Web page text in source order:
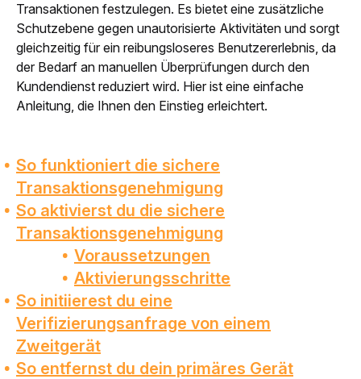
Transaktionen festzulegen. Es bietet eine zusätzliche
Schutzebene gegen unautorisierte Aktivitäten und sorgt
gleichzeitig für ein reibungsloseres Benutzererlebnis, da
der Bedarf an manuellen Überprüfungen durch den
Kundendienst reduziert wird. Hier ist eine einfache
Anleitung, die Ihnen den Einstieg erleichtert.
So funktioniert die sichere
Transaktionsgenehmigung
So aktivierst du die sichere
Transaktionsgenehmigung
Voraussetzungen
Aktivierungsschritte
So initiierest du eine
Verifizierungsanfrage von einem
Zweitgerät
So entfernst du dein primäres Gerät